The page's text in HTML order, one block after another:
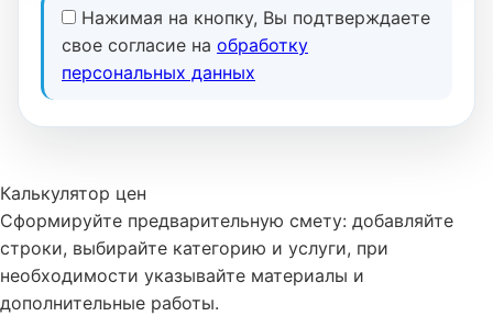
Нажимая на кнопку, Вы подтверждаете
свое согласие на обработку
персональных данных
Калькулятор цен
Сформируйте предварительную смету: добавляйте
строки, выбирайте категорию и услуги, при
необходимости указывайте материалы и
дополнительные работы.